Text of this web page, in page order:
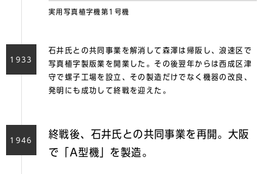
実用写真植字機第1号機
1933
⽯井⽒との共同事業を解消して森澤は帰阪し、浪速区で
写真植字製版業を開業した。その後翌年からは⻄成区津
守で螺⼦⼯場を設⽴、その製造だけでなく機器の改良、
発明にも成功して終戦を迎えた。
1946
終戦後、石井氏との共同事業を再開。大阪
で「A型機」を製造。